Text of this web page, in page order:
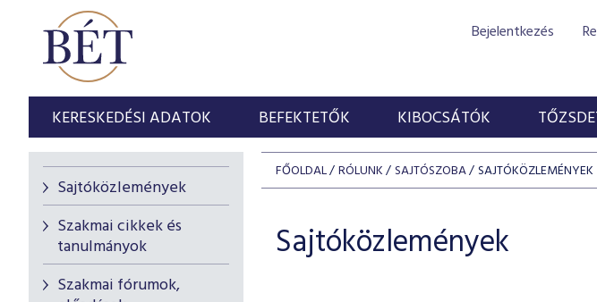
Bejelentkezés
KERESKEDÉSI ADATOK BEFEKTETŐK KIBOCSÁTÓK
Sajtóközlemények
Szakmai cikkek és
tanulmányok
Szakmai fórumok,
FŐOLDAL RÓLUNK SAJTÓSZOBA SAJTÓKÖZLEMÉNYEK
Sajtóközlemények